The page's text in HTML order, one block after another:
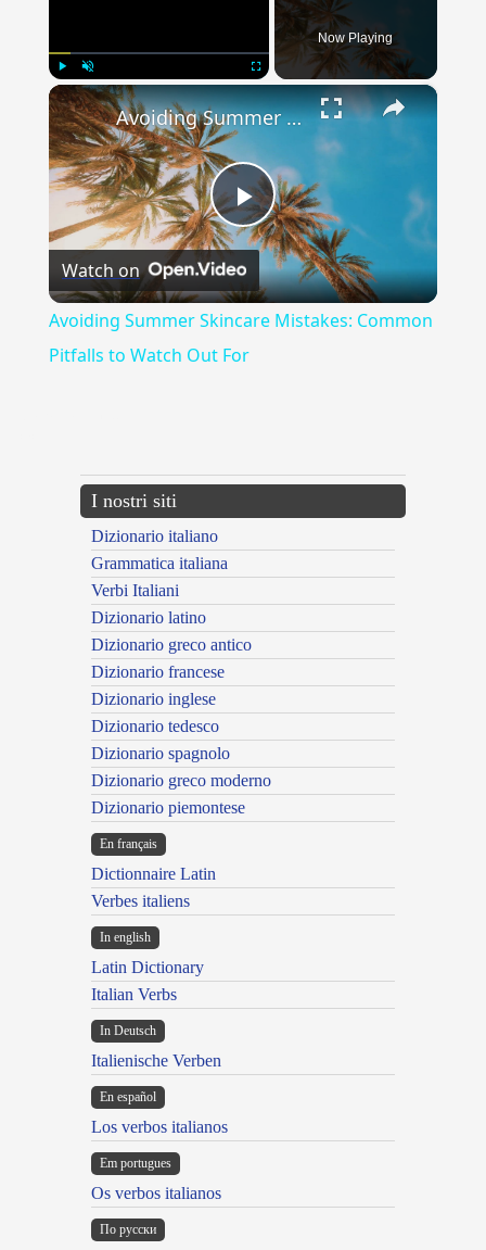
Play Unmute
Now Playing
×
Play
Video
Avoiding Summer Skincare Mistakes: Common Pitfalls to Watch Out For
Watch on
Avoiding Summer Skincare Mistakes: Common
Pitfalls to Watch Out For
I nostri siti
Dizionario italiano
Grammatica italiana
Verbi Italiani
Dizionario latino
Dizionario greco antico
Dizionario francese
Dizionario inglese
Dizionario tedesco
Dizionario spagnolo
Dizionario greco moderno
Dizionario piemontese
En français
Dictionnaire Latin
Verbes italiens
In english
Latin Dictionary
Italian Verbs
In Deutsch
Italienische Verben
En español
Los verbos italianos
Em portugues
Os verbos italianos
По русски